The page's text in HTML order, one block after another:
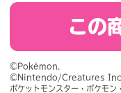
この
©Pokémon.
©Nintendo/Creatures
ポケットモンスター・ポケモ